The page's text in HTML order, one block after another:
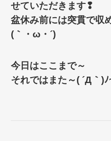
せていただきます❢
盆休み前には突貫で収
(｀・ω・´)ゞ
今日はここまで～
それではまた～( ´Д｀)ﾉ